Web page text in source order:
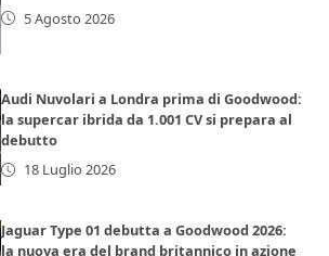
5 Agosto 2026
Audi Nuvolari a Londra prima di Goodwood:
la supercar ibrida da 1.001 CV si prepara al
debutto
18 Luglio 2026
Jaguar Type 01 debutta a Goodwood 2026:
la nuova era del brand britannico in azione